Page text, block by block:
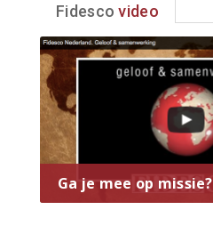
Fidescovideo
Ga je mee op missie?